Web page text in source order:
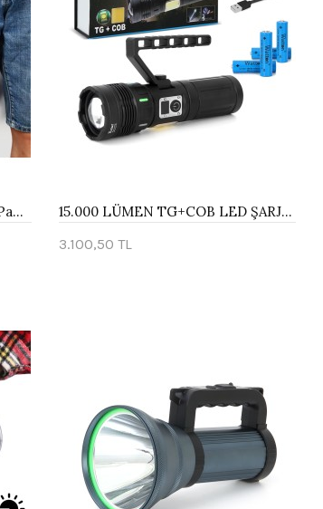
Watton WT-734 P70 LED Solar Panel Şarjlı Taşınabilir Projektör (176 SMD + Yan LED)
15.000 LÜMEN TG+COB LED ŞARJLI EL FENERİ WATTON WT-703
3.100,50 TL